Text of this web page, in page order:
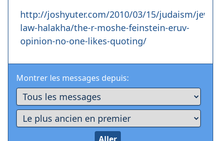
http://joshyuter.com/2010/03/15/judaism/
law-halakha/the-r-moshe-feinstein-eruv-
opinion-no-one-likes-quoting/
Montrer les messages depuis: